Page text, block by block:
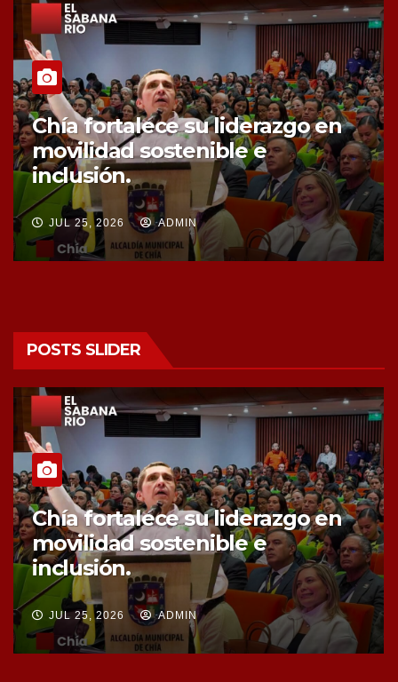
Chía fortalece la protección de
sus fuentes hídricas con la
compra de tres nuevos predios
JUL 25, 2026 ADMIN
POSTS SLIDER
Chía fortalece la protección de
sus fuentes hídricas con la
compra de tres nuevos predios
JUL 25, 2026 ADMIN